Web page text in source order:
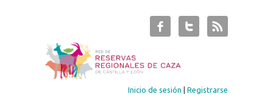
Inicio de sesión |Registrarse